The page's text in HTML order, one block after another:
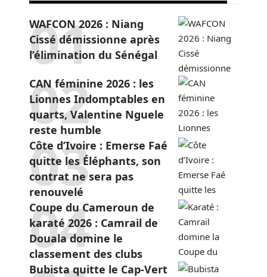
WAFCON 2026 : Niang
Cissé démissionne après
l’élimination du Sénégal
CAN féminine 2026 : les
Lionnes Indomptables en
quarts, Valentine Nguele
reste humble
Côte d’Ivoire : Emerse Faé
quitte les Éléphants, son
contrat ne sera pas
renouvelé
Coupe du Cameroun de
karaté 2026 : Camrail de
Douala domine le
classement des clubs
Bubista quitte le Cap-Vert